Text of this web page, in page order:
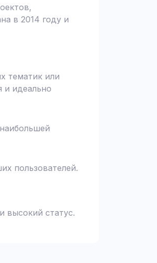
в 2014 году и
тематик или
и идеально
пользователей.
высокий статус.